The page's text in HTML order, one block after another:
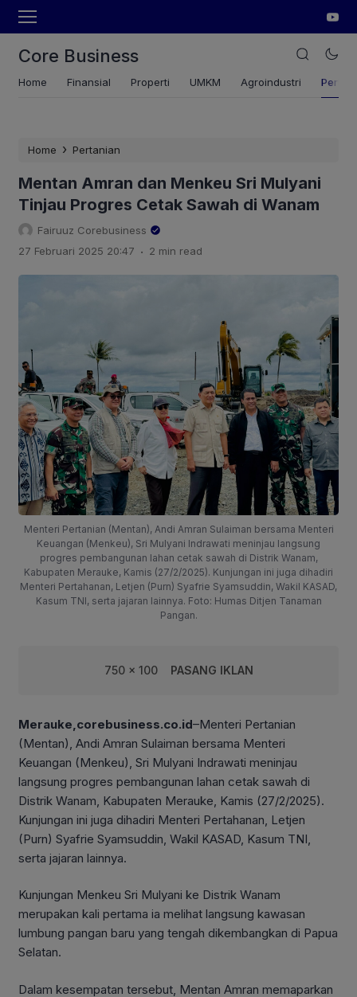
Core Business
Home Finansial Properti UMKM Agroindustri
Home › Pertanian
Mentan Amran dan Menkeu Sri Mulyani
Tinjau Progres Cetak Sawah di Wanam
Fairuuz Corebusiness
27 Februari 2025 20:47 . 2 min read
Menteri Pertanian (Mentan), Andi Amran Sulaiman bersama Menteri
Keuangan (Menkeu), Sri Mulyani Indrawati meninjau langsung
progres pembangunan lahan cetak sawah di Distrik Wanam,
Kabupaten Merauke, Kamis (27/2/2025). Kunjungan ini juga dihadiri
Menteri Pertahanan, Letjen (Purn) Syafrie Syamsuddin, Wakil KASAD,
Kasum TNI, serta jajaran lainnya. Foto: Humas Ditjen Tanaman
Pangan.
750 x 100 PASANG IKLAN
Merauke,corebusiness.co.id–Menteri Pertanian
(Mentan), Andi Amran Sulaiman bersama Menteri
Keuangan (Menkeu), Sri Mulyani Indrawati meninjau
langsung progres pembangunan lahan cetak sawah di
Distrik Wanam, Kabupaten Merauke, Kamis (27/2/2025).
Kunjungan ini juga dihadiri Menteri Pertahanan, Letjen
(Purn) Syafrie Syamsuddin, Wakil KASAD, Kasum TNI,
serta jajaran lainnya.
Kunjungan Menkeu Sri Mulyani ke Distrik Wanam
merupakan kali pertama ia melihat langsung kawasan
lumbung pangan baru yang tengah dikembangkan di Papua
Selatan.
Dalam kesempatan tersebut, Mentan Amran memaparkan